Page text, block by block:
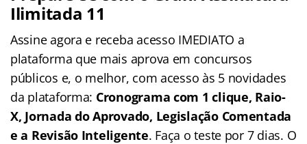
Ilimitada 11
Assine agora e receba acesso IMEDIATO a
plataforma que mais aprova em concursos
públicos e, o melhor, com acesso às 5 novidades
da plataforma: Cronograma com 1 clique, Raio-
X, Jornada do Aprovado, Legislação Comentada
e a Revisão Inteligente. Faça o teste por 7 dias. O